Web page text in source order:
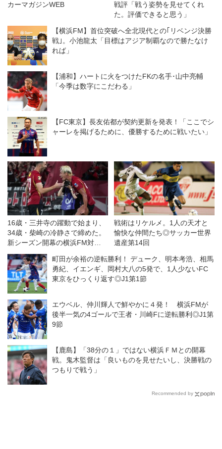
カーマガジンWEB
戦評「戦う姿勢を見せてくれ
た。評価できると思う」
【横浜FM】首位突破へ全北現代との｢リベンジ決勝
戦｣。小池龍太「目標はアジア制覇なので勝たなけ
れば」
【浦和】ハートに火をつけたFKの名手･山中亮輔
「今季は数字にこだわる」
【FC東京】長友佑都が契約更新を発表！「ここでシ
ャーレを掲げるために、優勝するために戦いたい」
16歳・三井寺の躍動で始まり、
34歳・柴崎の冷静さで締めた。
新シーズン開幕の横浜FM対鹿
島は特筆すべき好ゲームだった
◎J１開幕戦
戦術はリケルメ。1人の天才と
愉快な仲間たち◎サッカー世界
遺産第14回
町田が余裕の逆転勝利！ デューク、明本考浩、相馬
勇紀、イエンギ、岡村大八の5発で、1人少ないFC
東京をひっくり返す◎J1第1節
エウベル、仲川輝人で鮮やかに４発！ 横浜FMが
後半一気の4ゴールで王者・川崎Fに逆転勝利◎J1第
9節
【鹿島】「38分の１」ではない横浜ＦＭとの開幕
戦。鬼木監督は「良いものを見せたいし、決勝戦の
つもりで戦う」
Recommended by